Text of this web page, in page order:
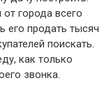
города всего
его продать тысяч
поискать.
как только
звонка.